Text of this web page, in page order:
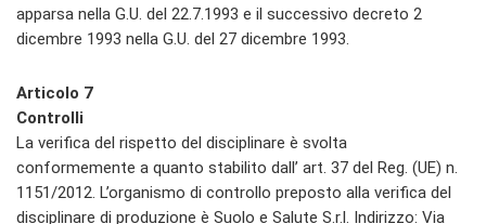
apparsa nella G.U. del 22.7.1993 e il successivo decreto 2
dicembre 1993 nella G.U. del 27 dicembre 1993.
Articolo 7
Controlli
La verifica del rispetto del disciplinare è svolta
conformemente a quanto stabilito dall’ art. 37 del Reg. (UE) n.
1151/2012. L’organismo di controllo preposto alla verifica del
disciplinare di produzione è Suolo e Salute S.r.l. Indirizzo: Via